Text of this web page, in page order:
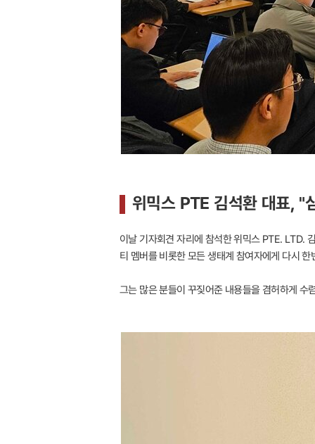
위믹스 PTE 김석환 대표, "
이날 기자회견 자리에 참석한 위믹스 PTE. LTD.
티 멤버를 비롯한 모든 생태계 참여자에게 다시
그는 많은 분들이 꾸짖어준 내용들을 겸허하게 수